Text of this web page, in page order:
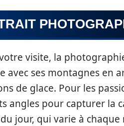
visite, la
avec ses montagnes en
de glace. Pour les
angles pour capturer la
jour, qui varie à